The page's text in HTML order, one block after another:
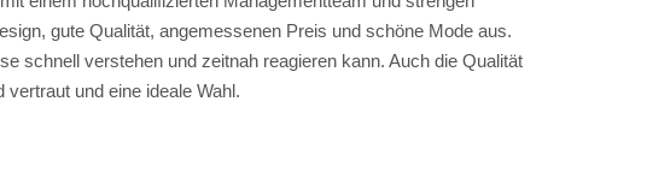
gute Qualität, angemessenen Preis und schöne Mode aus.
schnell verstehen und zeitnah reagieren kann. Auch die Qualität
und eine ideale Wahl.